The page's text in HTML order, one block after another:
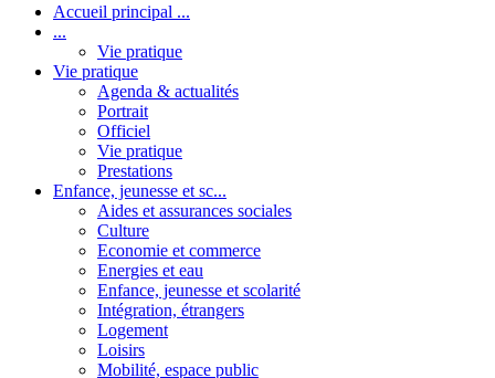
Accueil principal ...
...
Vie pratique
Vie pratique
Agenda & actualités
Portrait
Officiel
Vie pratique
Prestations
Enfance, jeunesse et sc...
Aides et assurances sociales
Culture
Economie et commerce
Energies et eau
Enfance, jeunesse et scolarité
Intégration, étrangers
Logement
Loisirs
Mobilité, espace public